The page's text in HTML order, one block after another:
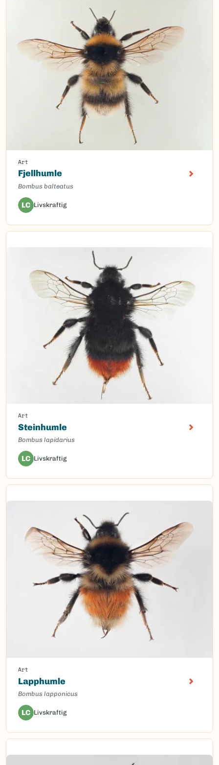
Art
Fjellhumle
Bombus balteatus
LC Livskraftig
Art
Steinhumle
Bombus lapidarius
LC Livskraftig
Art
Lapphumle
Bombus lapponicus
LC Livskraftig